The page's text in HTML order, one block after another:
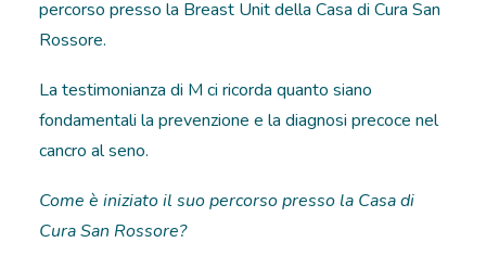
percorso presso la Breast Unit della Casa di Cura San
Rossore.
La testimonianza di M ci ricorda quanto siano
fondamentali la prevenzione e la diagnosi precoce nel
cancro al seno.
Come è iniziato il suo percorso presso la Casa di
Cura San Rossore?